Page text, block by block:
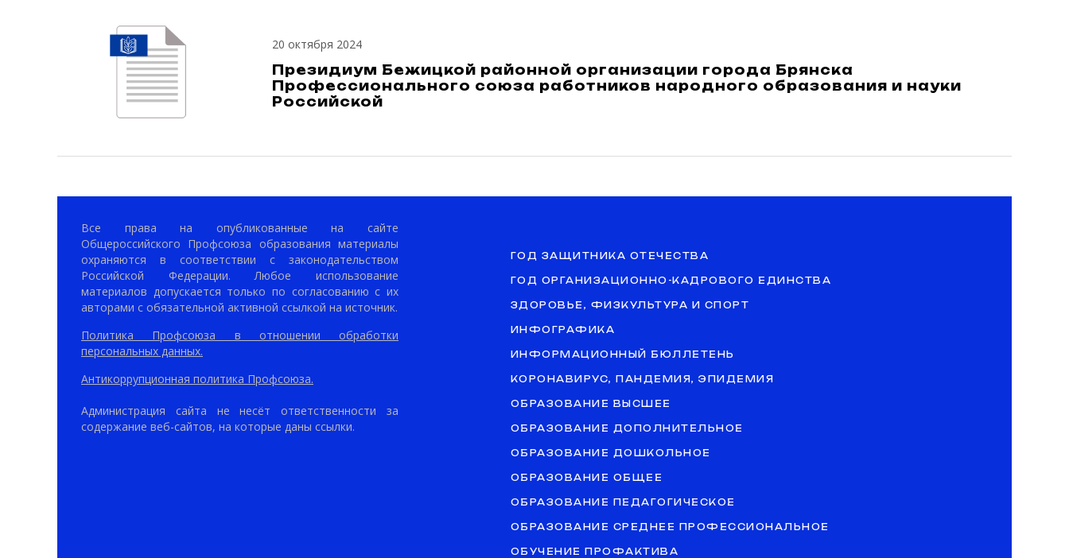
20 октября 2024
Президиум Бежицкой районной организации города Брянска
Профессионального союза работников народного образования и науки
Российской
Все права на опубликованные на сайте
Общероссийского Профсоюза образования материалы
охраняются в соответствии с законодательством
Российской Федерации. Любое использование
материалов допускается только по согласованию с их
авторами с обязательной активной ссылкой на источник.
Политика Профсоюза в отношении обработки
персональных данных.
Антикоррупционная политика Профсоюза.
Администрация сайта не несёт ответственности за
содержание веб-сайтов, на которые даны ссылки.
ГОД ЗАЩИТНИКА ОТЕЧЕСТВА
ГОД ОРГАНИЗАЦИОННО-КАДРОВОГО ЕДИНСТВА
ЗДОРОВЬЕ, ФИЗКУЛЬТУРА И СПОРТ
ИНФОГРАФИКА
ИНФОРМАЦИОННЫЙ БЮЛЛЕТЕНЬ
КОРОНАВИРУС, ПАНДЕМИЯ, ЭПИДЕМИЯ
ОБРАЗОВАНИЕ ВЫСШЕЕ
ОБРАЗОВАНИЕ ДОПОЛНИТЕЛЬНОЕ
ОБРАЗОВАНИЕ ДОШКОЛЬНОЕ
ОБРАЗОВАНИЕ ОБЩЕЕ
ОБРАЗОВАНИЕ ПЕДАГОГИЧЕСКОЕ
ОБРАЗОВАНИЕ СРЕДНЕЕ ПРОФЕССИОНАЛЬНОЕ
ОБУЧЕНИЕ ПРОФАКТИВА